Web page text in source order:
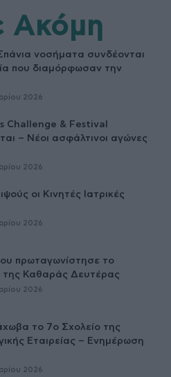
Ακόμη
νοσήματα συνδέονται
που διαμόρφωσαν την
2026
Challenge & Festival
– Νέοι ασφάλτινοι αγώνες
2026
οι Κινητές Ιατρικές
2026
πρωταγωνίστησε το
της Καθαράς Δευτέρας
2026
το 7ο Σχολείο της
Εταιρείας – Ενημέρωση
2026